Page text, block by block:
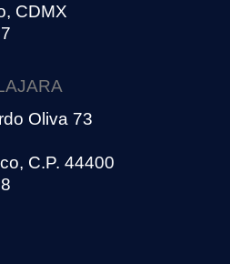
CDMX
Oliva 73
C.P. 44400